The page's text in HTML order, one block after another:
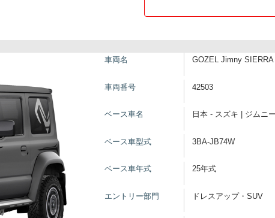
車両名 GOZEL Jimny SIERRA
車両番号 42503
ベース車名 日本 - スズキ | ジムニ
ベース車型式 3BA-JB74W
ベース車年式 25年式
エントリー部門 ドレスアップ・SUV